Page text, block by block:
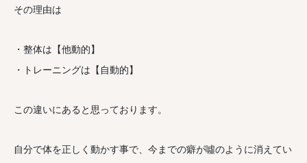
その理由は
・整体は【他動的】
・トレーニングは【自動的】
この違いにあると思っております。
自分で体を正しく動かす事で、今までの癖が噓のように消えてい